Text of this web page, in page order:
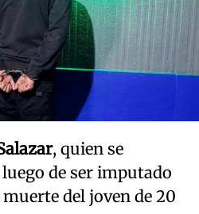
, quien se
de ser imputado
del joven de 20